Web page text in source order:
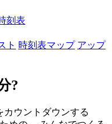
刻表
ト 時刻表マップ アップ
?
カウントダウンする